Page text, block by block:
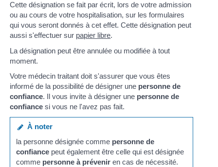
Cette désignation se fait par écrit, lors de votre admission
ou au cours de votre hospitalisation, sur les formulaires
qui vous seront donnés à cet effet. Cette désignation peut
aussi s'effectuer sur papier libre.
La désignation peut être annulée ou modifiée à tout
moment.
Votre médecin traitant doit s'assurer que vous êtes
informé de la possibilité de désigner une personne de
confiance. Il vous invite à désigner une personne de
confiance si vous ne l'avez pas fait.
À noter
la personne désignée comme personne de
confiancepeut également être celle qui est désignée
comme personne à préveniren cas de nécessité.